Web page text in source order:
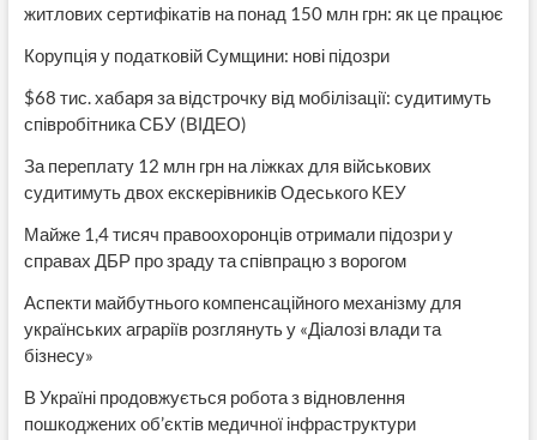
житлових сертифікатів на понад 150 млн грн: як це працює
Корупція у податковій Сумщини: нові підозри
$68 тис. хабаря за відстрочку від мобілізації: судитимуть
співробітника СБУ (ВІДЕО)
За переплату 12 млн грн на ліжках для військових
судитимуть двох екскерівників Одеського КЕУ
Майже 1,4 тисяч правоохоронців отримали підозри у
справах ДБР про зраду та співпрацю з ворогом
Аспекти майбутнього компенсаційного механізму для
українських аграріїв розглянуть у «Діалозі влади та
бізнесу»
В Україні продовжується робота з відновлення
пошкоджених об’єктів медичної інфраструктури